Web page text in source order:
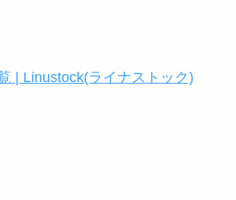
| Linustock(ライナストック)